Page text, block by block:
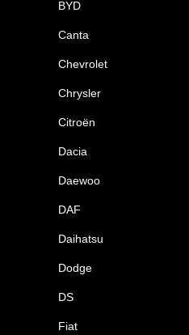
BYD
Canta
Chevrolet
Chrysler
Citroën
Dacia
Daewoo
DAF
Daihatsu
Dodge
DS
Fiat